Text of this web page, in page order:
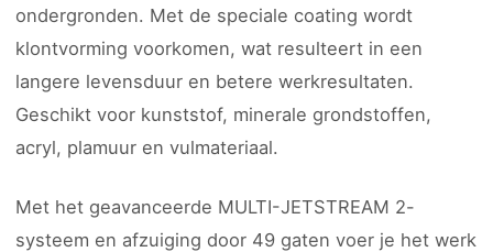
ondergronden. Met de speciale coating wordt
klontvorming voorkomen, wat resulteert in een
langere levensduur en betere werkresultaten.
Geschikt voor kunststof, minerale grondstoffen,
acryl, plamuur en vulmateriaal.
Met het geavanceerde MULTI-JETSTREAM 2-
systeem en afzuiging door 49 gaten voer je het werk